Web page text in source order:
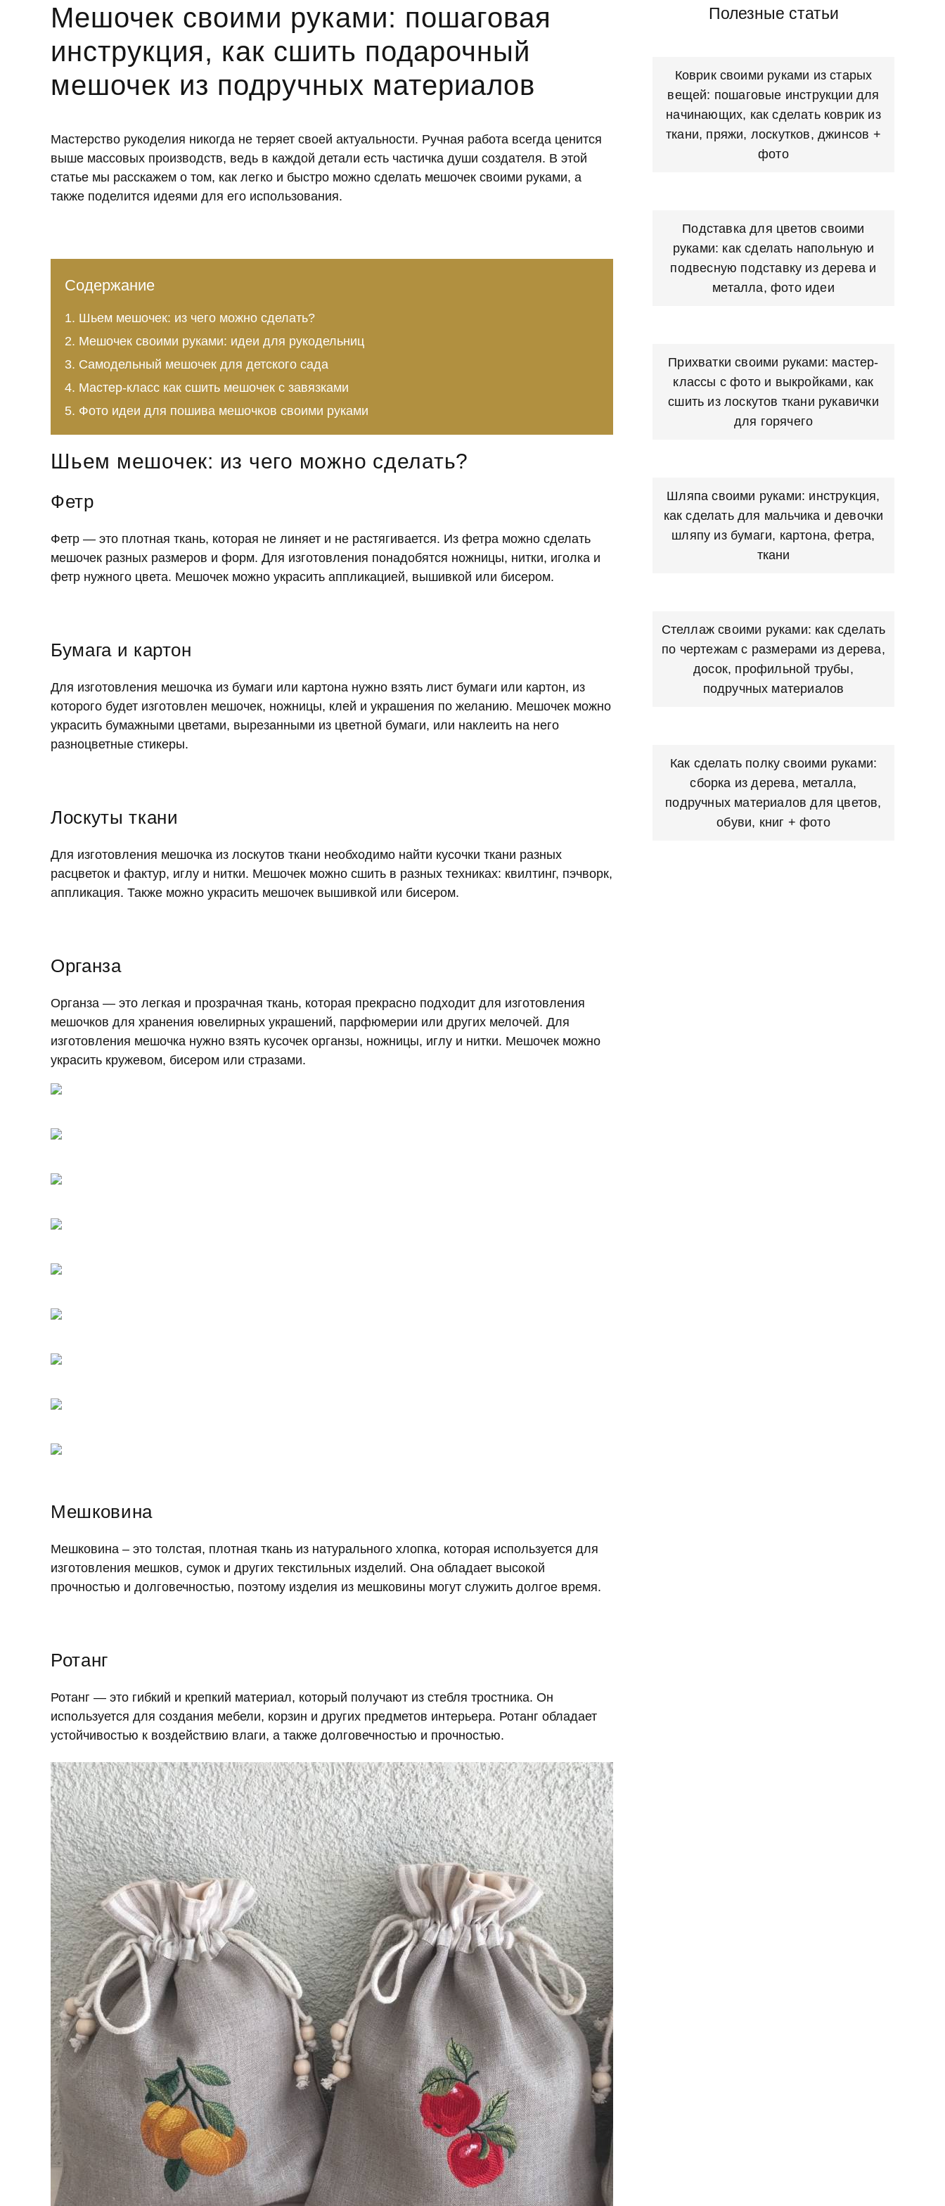
Мешочек своими руками: пошаговая
инструкция, как сшить подарочный
мешочек из подручных материалов
Мастерство рукоделия никогда не теряет своей актуальности. Ручная работа всегда ценится
выше массовых производств, ведь в каждой детали есть частичка души создателя. В этой
статье мы расскажем о том, как легко и быстро можно сделать мешочек своими руками, а
также поделится идеями для его использования.
Содержание
Шьем мешочек: из чего можно сделать?
Мешочек своими руками: идеи для рукодельниц
Самодельный мешочек для детского сада
Мастер-класс как сшить мешочек с завязками
Фото идеи для пошива мешочков своими руками
Шьем мешочек: из чего можно сделать?
Фетр
Фетр — это плотная ткань, которая не линяет и не растягивается. Из фетра можно сделать
мешочек разных размеров и форм. Для изготовления понадобятся ножницы, нитки, иголка и
фетр нужного цвета. Мешочек можно украсить аппликацией, вышивкой или бисером.
Бумага и картон
Для изготовления мешочка из бумаги или картона нужно взять лист бумаги или картон, из
которого будет изготовлен мешочек, ножницы, клей и украшения по желанию. Мешочек можно
украсить бумажными цветами, вырезанными из цветной бумаги, или наклеить на него
разноцветные стикеры.
Лоскуты ткани
Для изготовления мешочка из лоскутов ткани необходимо найти кусочки ткани разных
расцветок и фактур, иглу и нитки. Мешочек можно сшить в разных техниках: квилтинг, пэчворк,
аппликация. Также можно украсить мешочек вышивкой или бисером.
Органза
Органза — это легкая и прозрачная ткань, которая прекрасно подходит для изготовления
мешочков для хранения ювелирных украшений, парфюмерии или других мелочей. Для
изготовления мешочка нужно взять кусочек органзы, ножницы, иглу и нитки. Мешочек можно
украсить кружевом, бисером или стразами.
Мешковина
Мешковина – это толстая, плотная ткань из натурального хлопка, которая используется для
изготовления мешков, сумок и других текстильных изделий. Она обладает высокой
прочностью и долговечностью, поэтому изделия из мешковины могут служить долгое время.
Ротанг
Ротанг — это гибкий и крепкий материал, который получают из стебля тростника. Он
используется для создания мебели, корзин и других предметов интерьера. Ротанг обладает
устойчивостью к воздействию влаги, а также долговечностью и прочностью.
Полезные статьи
Коврик своими руками из старых
вещей: пошаговые инструкции для
начинающих, как сделать коврик из
ткани, пряжи, лоскутков, джинсов +
фото
Подставка для цветов своими
руками: как сделать напольную и
подвесную подставку из дерева и
металла, фото идеи
Прихватки своими руками: мастер-
классы с фото и выкройками, как
сшить из лоскутов ткани рукавички
для горячего
Шляпа своими руками: инструкция,
как сделать для мальчика и девочки
шляпу из бумаги, картона, фетра,
ткани
Стеллаж своими руками: как сделать
по чертежам с размерами из дерева,
досок, профильной трубы,
подручных материалов
Как сделать полку своими руками:
сборка из дерева, металла,
подручных материалов для цветов,
обуви, книг + фото